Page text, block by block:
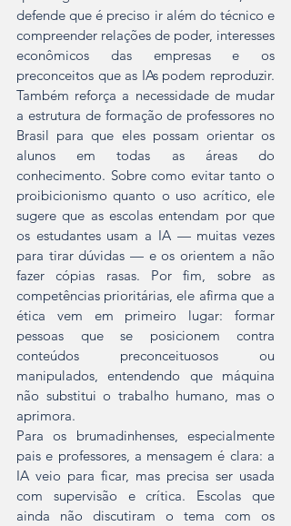
defende que é preciso ir além do técnico e
compreender relações de poder, interesses
econômicos das empresas e os
preconceitos que as IAs podem reproduzir.
Também reforça a necessidade de mudar
a estrutura de formação de professores no
Brasil para que eles possam orientar os
alunos em todas as áreas do
conhecimento. Sobre como evitar tanto o
proibicionismo quanto o uso acrítico, ele
sugere que as escolas entendam por que
os estudantes usam a IA — muitas vezes
para tirar dúvidas — e os orientem a não
fazer cópias rasas. Por fim, sobre as
competências prioritárias, ele afirma que a
ética vem em primeiro lugar: formar
pessoas que se posicionem contra
conteúdos preconceituosos ou
manipulados, entendendo que máquina
não substitui o trabalho humano, mas o
aprimora.
Para os brumadinhenses, especialmente
pais e professores, a mensagem é clara: a
IA veio para ficar, mas precisa ser usada
com supervisão e crítica. Escolas que
ainda não discutiram o tema com os